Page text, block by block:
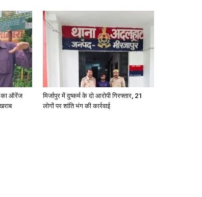
News
का ऑरेंज
मिर्जापुर में दुष्कर्म के दो आरोपी गिरफ्तार, 21
लोगों पर शांति भंग की कार्रवाई